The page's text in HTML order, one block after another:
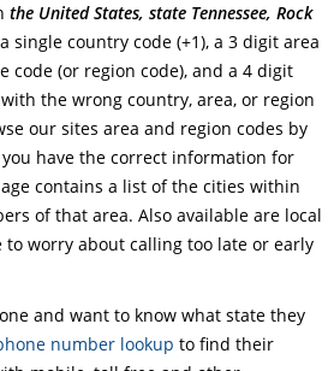
the United States, state Tennessee, Rock
single country code (+1), a 3 digit area
code (or region code), and a 4 digit
the wrong country, area, or region
our sites area and region codes by
have the correct information for
contains a list of the cities within
of that area. Also available are local
to worry about calling too late or early
and want to know what state they
number lookup to find their